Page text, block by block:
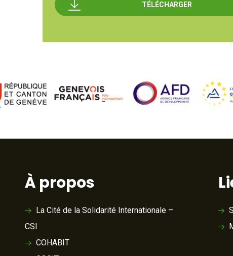
TÉLÉCHARGER
À propos
La Cité de la Solidarité Internationale –
CSI
COHABIT